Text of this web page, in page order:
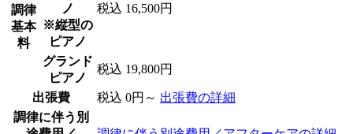
調律
基本
料
ノ
※縦型の
ピアノ
税込 16,500円
グランド
ピアノ
税込 19,800円
出張費 税込 0円～ 出張費の詳細
調律に伴う別